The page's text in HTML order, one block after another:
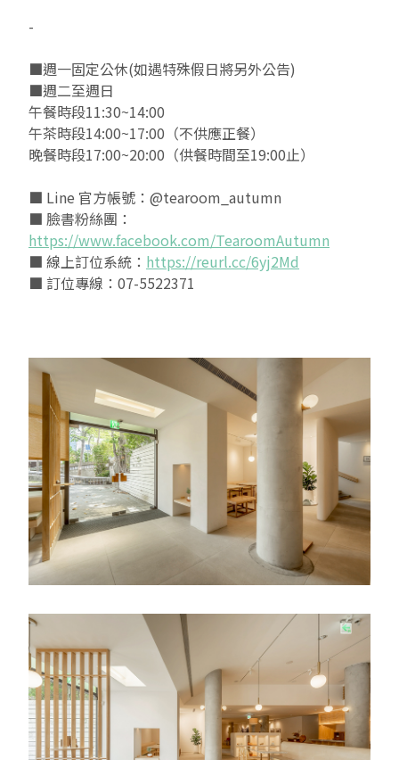
-
■週一固定公休(如遇特殊假日將另外公告)
■週二至週日
午餐時段11:30~14:00
午茶時段14:00~17:00（不供應正餐）
晚餐時段17:00~20:00（供餐時間至19:00止）
■ Line 官方帳號：@tearoom_autumn
■ 臉書粉絲團：
https://www.facebook.com/TearoomAutumn
■ 線上訂位系統： https://reurl.cc/6yj2Md
■ 訂位專線：07-5522371